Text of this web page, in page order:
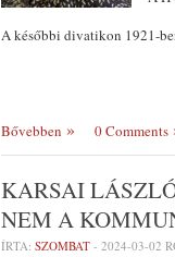
A későbbi divatikon 1921-
Bővebben 0 Comments
KARSAI
NEM A
ÍRTA: SZOMBAT - 2024-03-02